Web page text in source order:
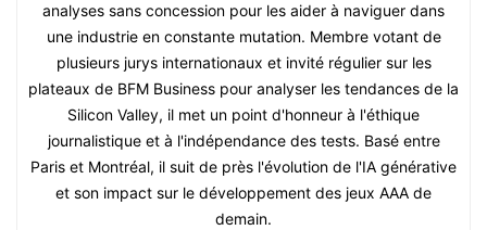
analyses sans concession pour les aider à naviguer dans
une industrie en constante mutation. Membre votant de
plusieurs jurys internationaux et invité régulier sur les
plateaux de BFM Business pour analyser les tendances de la
Silicon Valley, il met un point d'honneur à l'éthique
journalistique et à l'indépendance des tests. Basé entre
Paris et Montréal, il suit de près l'évolution de l'IA générative
et son impact sur le développement des jeux AAA de
demain.